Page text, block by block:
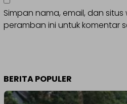
Simpan nama, email, dan
peramban ini untuk komentar
BERITA POPULER